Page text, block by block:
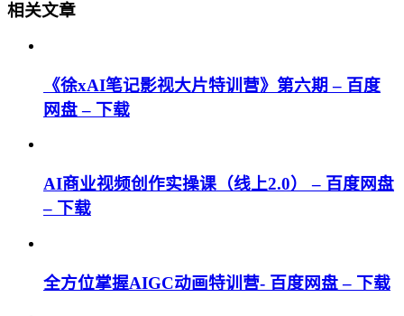
相关文章
《徐xAI笔记影视大片特训营》第六期 – 百度
网盘 – 下载
AI商业视频创作实操课（线上2.0） – 百度网盘
– 下载
全方位掌握AIGC动画特训营- 百度网盘 – 下载